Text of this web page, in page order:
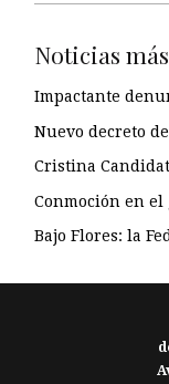
Noticias
Impactante
Nuevo decreto
Cristina
Conmoción en
Bajo Flores: la